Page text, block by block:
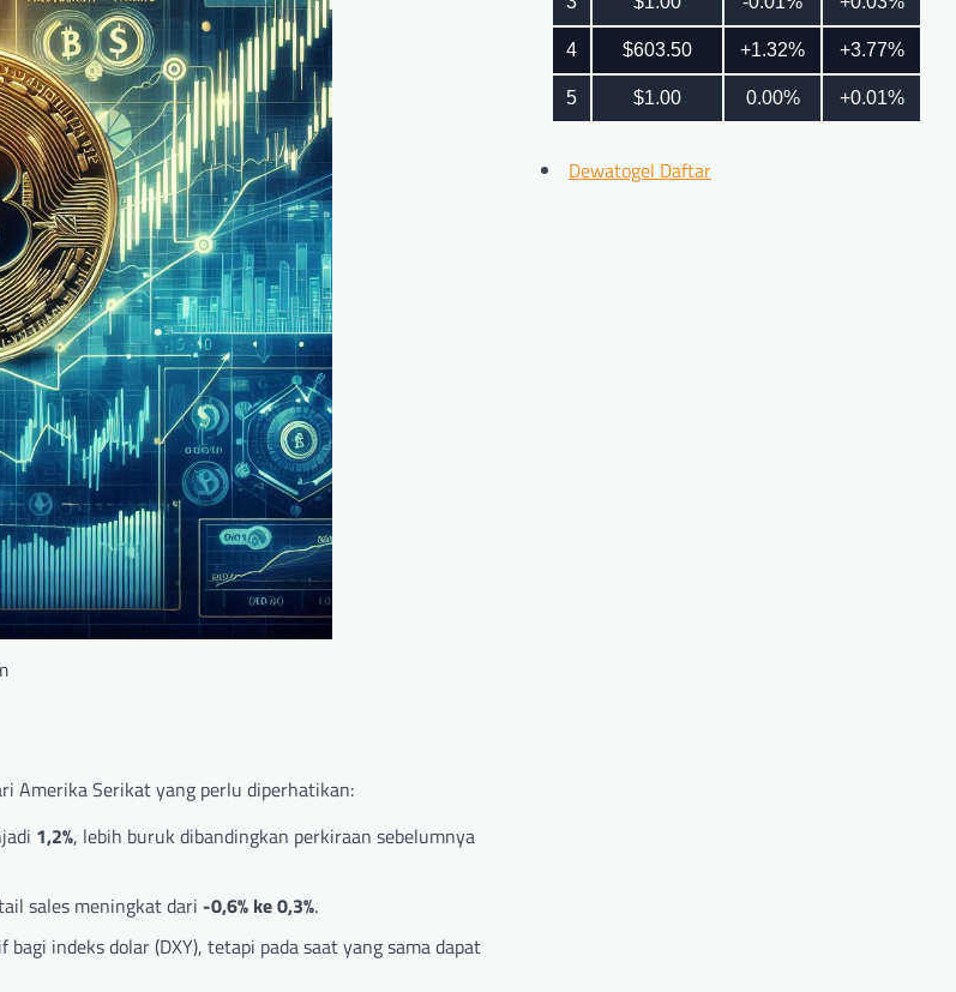
Amerika Serikat yang perlu diperhatikan:
1,2%, lebih buruk dibandingkan perkiraan sebelumnya
sales meningkat dari -0,6% ke 0,3%.
indeks dolar (DXY), tetapi pada saat yang sama dapat
Dewatogel Daftar